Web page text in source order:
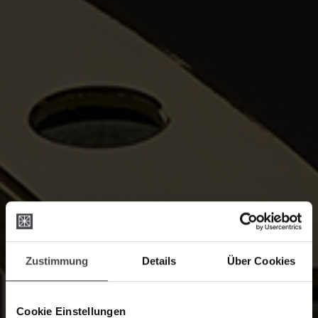
Zustimmung Details Über Cookies
Cookie Einstellungen